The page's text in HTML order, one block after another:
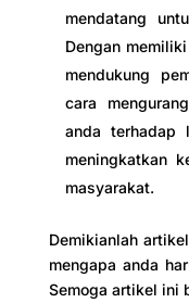
mendatang
Dengan
mendukung
cara
anda terhadap
meningkatkan
masyarakat.
Demikianlah
mengapa anda
Semoga artikel ini